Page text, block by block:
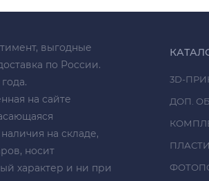
выгодные
по России.
на сайте
на складе,
носит
характер и ни при
3D-
ДОП.